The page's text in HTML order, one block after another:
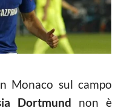
Monaco sul campo
Dortmund non è